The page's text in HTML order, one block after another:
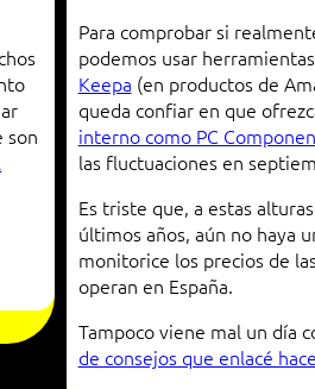
son
Para comprobar si
podemos usar
Keepa (en productos de
queda confiar en que
interno como PC
las fluctuaciones en
Es triste que, a estas
últimos años, aún no haya
monitorice los precios de
operan en España.
Tampoco viene mal un día
de consejos que enlacé